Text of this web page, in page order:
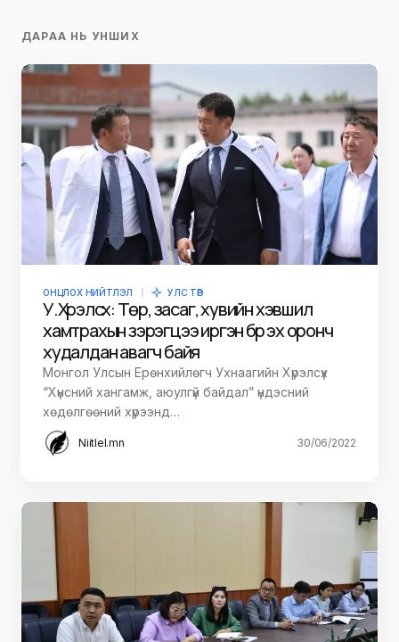
ДАРАА НЬ УНШИХ
ОНЦЛОХ НИЙТЛЭЛ УЛС ТӨР
У.Хүрэлсүх: Төр, засаг, хувийн хэвшил
хамтрахын зэрэгцээ иргэн бүр эх оронч
худалдан авагч байя
Монгол Улсын Ерөнхийлөгч Ухнаагийн Хүрэлсүх
“Хүнсний хангамж, аюулгүй байдал” үндэсний
хөдөлгөөний хүрээнд…
Niitlel.mn 30/06/2022